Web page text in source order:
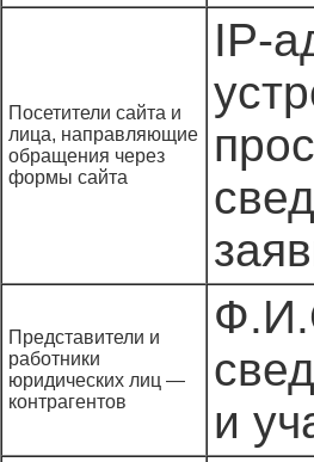
Посетители сайта и
лица, направляющие
обращения через
формы сайта
IP-
Представители и
работники
юридических лиц —
контрагентов
и